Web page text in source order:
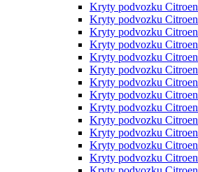
Kryty podvozku Citroen
Kryty podvozku
Kryty podvozku
Kryty podvozku
Kryty podvozku
Kryty podvozku
Kryty podvozku
Kryty podvozku
Kryty podvozku
Kryty podvozku
Kryty podvozku
Kryty podvozku
Kryty podvozku